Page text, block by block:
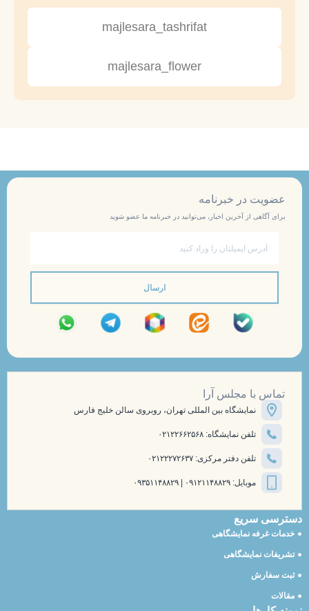
majlesara_tashrifat
majlesara_flower
عضویت در خبرنامه
برای آگاهی از آخرین اخبار، می‌توانید در خبرنامه ما عضو شوید
ارسال
تماس با مجلس آرا
نمایشگاه بین المللی تهران، روبروی سالن خلیج فارس
تلفن نمایشگاه: ۰۲۱۲۲۶۶۲۵۶۸
تلفن دفتر مرکزی: ۰۲۱۲۲۲۷۲۶۳۷
موبایل: ۰۹۱۲۱۱۴۸۸۲۹ | ۰۹۳۵۱۱۴۸۸۲۹
دسترسی سریع
خدمات غرفه نمایشگاهی
تشریفات نمایشگاهی
ثبت سفارش
مقالات